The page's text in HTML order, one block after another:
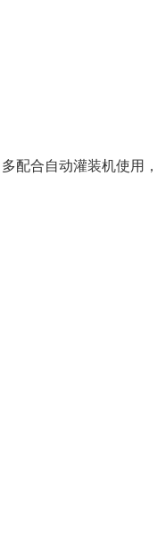
合自动灌装机使用